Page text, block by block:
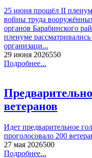
25 июня прошёл II пленум
войны труда
органов Барабинского
пленуме
организаци...
29 июня 2026550
Подробнее...
ветеранов
Идет предварительное
проголосовало 200
27 мая 2026500
Подробнее...